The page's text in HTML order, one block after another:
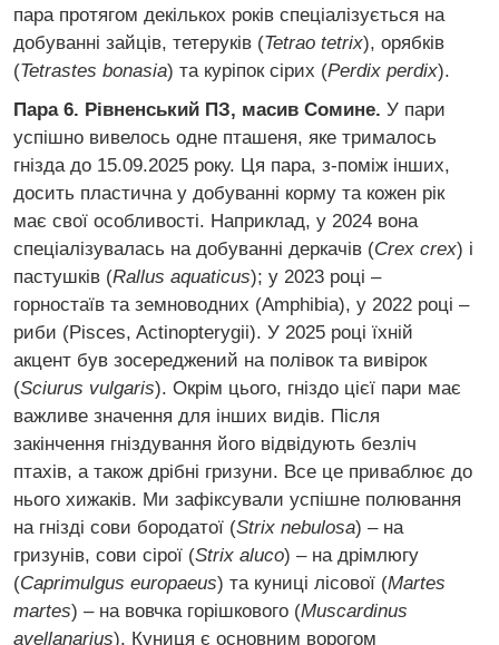
пара протягом декількох років спеціалізується на
добуванні зайців, тетеруків (Tetrao tetrix), орябків
(Tetrastes bonasia) та куріпок сірих (Perdix perdix).
Пара 6. Рівненський ПЗ, масив Сомине. У пари
успішно вивелось одне пташеня, яке трималось
гнізда до 15.09.2025 року. Ця пара, з-поміж інших,
досить пластична у добуванні корму та кожен рік
має свої особливості. Наприклад, у 2024 вона
спеціалізувалась на добуванні деркачів (Crex crex) і
пастушків (Rallus aquaticus); у 2023 році –
горностаїв та земноводних (Amphibia), у 2022 році –
риби (Pisces, Actinopterygii). У 2025 році їхній
акцент був зосереджений на полівок та вивірок
(Sciurus vulgaris). Окрім цього, гніздо цієї пари має
важливе значення для інших видів. Після
закінчення гніздування його відвідують безліч
птахів, а також дрібні гризуни. Все це приваблює до
нього хижаків. Ми зафіксували успішне полювання
на гнізді сови бородатої (Strix nebulosa) – на
гризунів, сови сірої (Strix aluco) – на дрімлюгу
(Caprimulgus europaeus) та куниці лісової (Martes
martes) – на вовчка горішкового (Muscardinus
avellanarius). Куниця є основним ворогом